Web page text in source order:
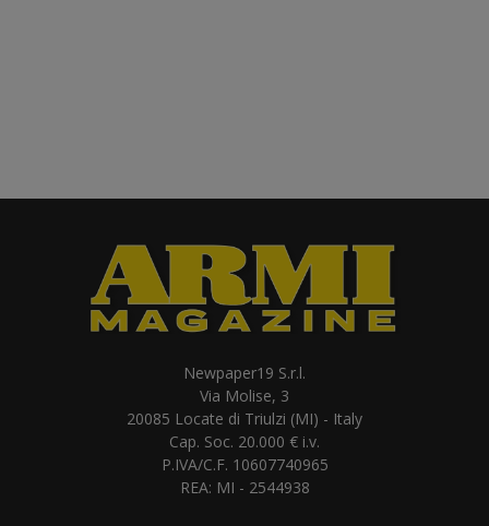
Newpaper19 S.r.l.
Via Molise, 3
20085 Locate di Triulzi (MI) - Italy
Cap. Soc. 20.000 € i.v.
P.IVA/C.F. 10607740965
REA: MI - 2544938